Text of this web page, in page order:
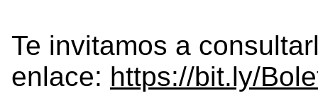
Te invitamos a
enlace: https://bit.ly/